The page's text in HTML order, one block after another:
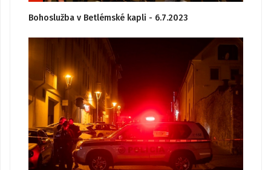
Bohoslužba v Betlémské kapli - 6.7.2023